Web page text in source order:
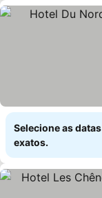
Selecione as
exatos.